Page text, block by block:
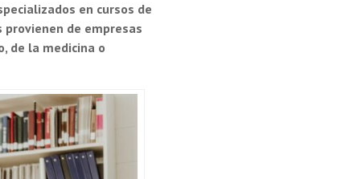
en cursos de
de empresas
de la medicina o